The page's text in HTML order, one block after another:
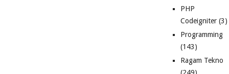
PHP
Codeigniter (3)
Programming
(143)
Ragam Tekno